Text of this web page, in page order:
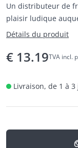
Un distributeur de
plaisir ludique
Détails du produit
€ 13.19TVA incl.
Livraison, de 1 à